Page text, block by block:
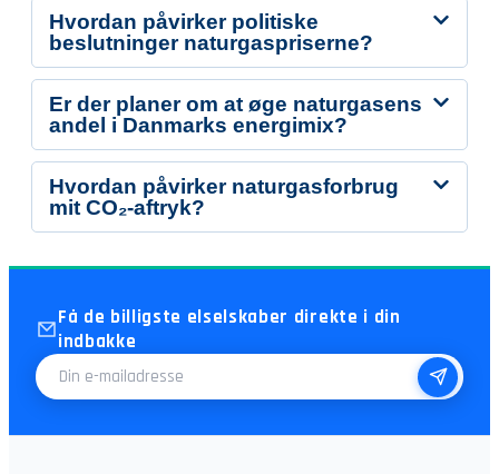
Hvordan påvirker politiske
beslutninger naturgaspriserne?
Er der planer om at øge naturgasens
andel i Danmarks energimix?
Hvordan påvirker naturgasforbrug
mit CO₂-aftryk?
Få de billigste elselskaber direkte i din
indbakke
E-mailadresse